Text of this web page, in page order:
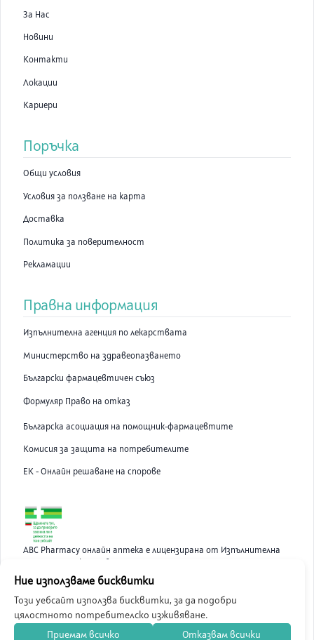
За Нас
Новини
Контакти
Локации
Кариери
Поръчка
Общи условия
Условия за ползване на карта
Доставка
Политика за поверителност
Рекламации
Правна информация
Изпълнителна агенция по лекарствата
Министерство на здравеопазването
Български фармацевтичен съюз
Формуляр Право на отказ
Българска асоциация на помощник-фармацевтите
Комисия за защита на потребителите
ЕК - Онлайн решаване на спорове
ABC Pharmacy онлайн аптека е лицензирана от Изпълнителна
©2026ABC Pharmacy
Ние използваме бисквитки
Този уебсайт използва бисквитки, за да подобри
цялостното потребителско изживяване.
Приемам всичко
Отказвам всички